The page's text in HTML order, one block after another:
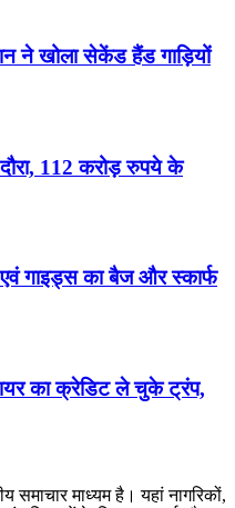
ने खोला सेकेंड हैंड गाड़ियों
112 करोड़ रुपये के
गाइड्स का बैज और स्कार्फ
का क्रेडिट ले चुके ट्रंप,
समाचार माध्यम है। यहां नागरिकों,